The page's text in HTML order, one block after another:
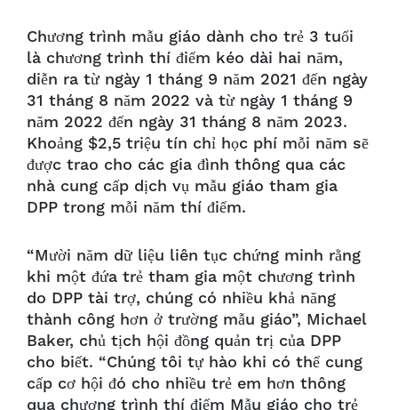
Chương trình mẫu giáo dành cho trẻ 3 tuổi
là chương trình thí điểm kéo dài hai năm,
diễn ra từ ngày 1 tháng 9 năm 2021 đến ngày
31 tháng 8 năm 2022 và từ ngày 1 tháng 9
năm 2022 đến ngày 31 tháng 8 năm 2023.
Khoảng $2,5 triệu tín chỉ học phí mỗi năm sẽ
được trao cho các gia đình thông qua các
nhà cung cấp dịch vụ mẫu giáo tham gia
DPP trong mỗi năm thí điểm.
“Mười năm dữ liệu liên tục chứng minh rằng
khi một đứa trẻ tham gia một chương trình
do DPP tài trợ, chúng có nhiều khả năng
thành công hơn ở trường mẫu giáo”, Michael
Baker, chủ tịch hội đồng quản trị của DPP
cho biết. “Chúng tôi tự hào khi có thể cung
cấp cơ hội đó cho nhiều trẻ em hơn thông
qua chương trình thí điểm Mẫu giáo cho trẻ